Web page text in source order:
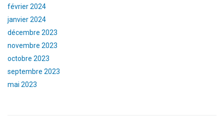
février 2024
janvier 2024
décembre 2023
novembre 2023
octobre 2023
septembre 2023
mai 2023